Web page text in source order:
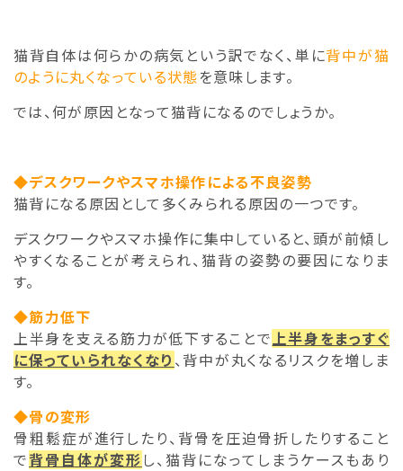
猫背自体は何らかの病気という訳でなく、単に背中が猫
のように丸くなっている状態を意味します。
では、何が原因となって猫背になるのでしょうか。
◆デスクワークやスマホ操作による不良姿勢
猫背になる原因として多くみられる原因の一つです。
デスクワークやスマホ操作に集中していると、頭が前傾し
やすくなることが考えられ、猫背の姿勢の要因になりま
す。
◆筋力低下
上半身を支える筋力が低下することで上半身をまっすぐ
に保っていられなくなり 、背中が丸くなるリスクを増しま
す。
◆骨の変形
骨粗鬆症が進行したり、背骨を圧迫骨折したりすること
で背骨自体が変形 し、猫背になってしまうケースもあり